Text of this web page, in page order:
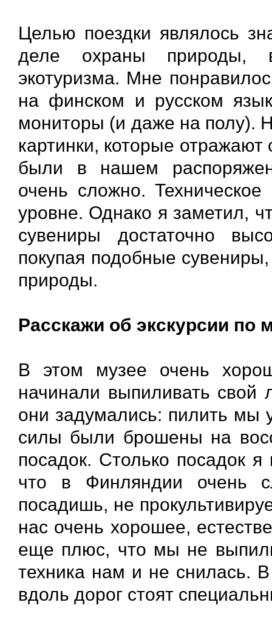
Целью поездки являлось
деле охраны природы,
экотуризма. Мне
на финском и русском
мониторы (и даже на полу).
картинки, которые
были в нашем
очень сложно.
уровне. Однако я заметил,
сувениры достаточно
покупая подобные
природы.
Расскажи об экскурсии по
В этом музее очень
начинали выпиливать свой
они задумались: пилить мы
силы были брошены на
посадок. Столько посадок
что в Финляндии очень
посадишь, не
нас очень хорошее,
еще плюс, что мы не
техника нам и не снилась.
вдоль дорог стоят